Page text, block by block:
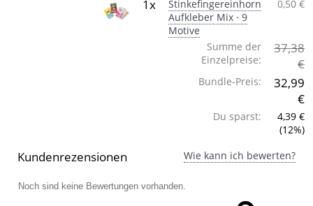
1x
Stinkefingereinhorn
Aufkleber Mix · 9
Motive
0,50 €
Summe der
Einzelpreise:
37,38
€
Bundle-Preis:
32,99
€
Du sparst:
4,39 €
(12%)
Kundenrezensionen Wie kann ich bewerten?
Noch sind keine Bewertungen vorhanden.